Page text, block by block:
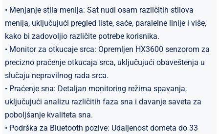
• Menjanje stila menija: Sat nudi osam različitih stilova
menija, uključujući pregled liste, saće, paralelne linije i više,
kako bi zadovoljio različite potrebe korisnika.
• Monitor za otkucaje srca: Opremljen HX3600 senzorom za
precizno praćenje otkucaja srca, uključujući obaveštenja u
slučaju nepravilnog rada srca.
• Praćenje sna: Detaljan monitoring režima spavanja,
uključujući analizu različitih faza sna i davanje saveta za
poboljšanje kvaliteta sna.
• Podrška za Bluetooth pozive: Udaljenost dometa do 33